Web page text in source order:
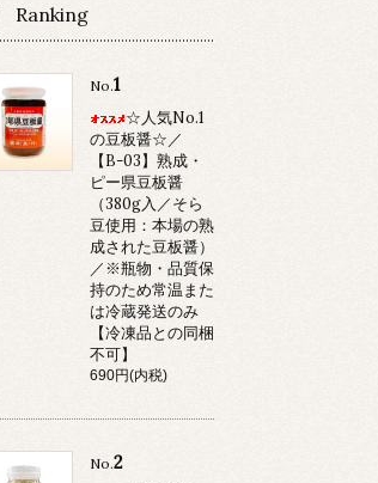
Ranking
No.1
☆人気No.1
の豆板醤☆／
【B-03】熟成・
ピー県豆板醤
（380g入／そら
豆使用：本場の熟
成された豆板醤）
／※瓶物・品質保
持のため常温また
は冷蔵発送のみ
【冷凍品との同梱
不可】
690円(内税)
No.2